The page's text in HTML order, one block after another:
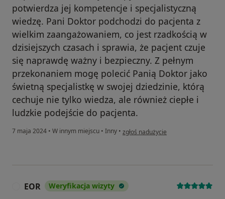
potwierdza jej kompetencje i specjalistyczną
wiedzę. Pani Doktor podchodzi do pacjenta z
wielkim zaangażowaniem, co jest rzadkością w
dzisiejszych czasach i sprawia, że pacjent czuje
się naprawdę ważny i bezpieczny. Z pełnym
przekonaniem mogę polecić Panią Doktor jako
świetną specjalistkę w swojej dziedzinie, którą
cechuje nie tylko wiedza, ale również ciepłe i
ludzkie podejście do pacjenta.
7 maja 2024 • W innym miejscu • Inny • w opinii użytkownika Karina
zgłoś nadużycie
EOR Weryfikacja wizyty